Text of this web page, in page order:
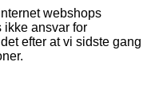
webshops
ikke ansvar for
efter at vi sidste gang